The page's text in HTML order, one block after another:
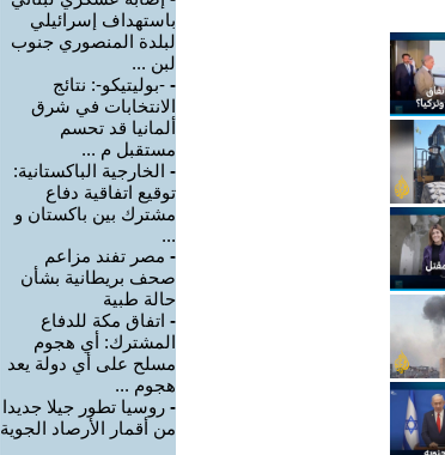
باستهداف إسرائيلي
لبلدة المنصوري جنوب
لبن ...
- -بوليتيكو-: نتائج
الانتخابات في شرق
ألمانيا قد تحسم
مستقبل م ...
- الخارجية الباكستانية:
توقيع اتفاقية دفاع
مشترك بين باكستان و
...
- مصر تفند مزاعم
صحف بريطانية بشأن
حالة طبية
- ‏اتفاق مكة للدفاع
المشترك: أي هجوم
مسلح على أي دولة يعد
هجوم ...
- روسيا تطور جيلا جديدا
من أقمار الأرصاد الجوية